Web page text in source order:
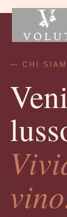
Skip
content
— CHI